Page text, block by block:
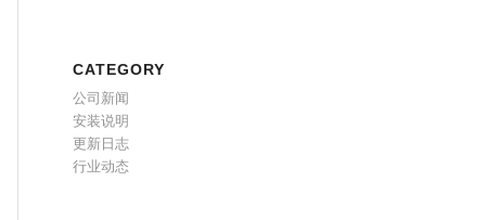
CATEGORY
公司新闻
安装说明
更新日志
行业动态